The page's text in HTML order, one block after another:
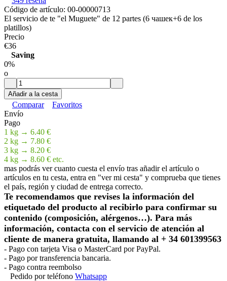
Código de artículo: 00-00000713
El servicio de te "el Muguete" de 12 partes (6 чашек+6 de los
platillos)
Precio
€36
Saving
0%
o
Añadir a la cesta
Comparar
Favoritos
Envío
Pago
1 kg → 6.40 €
2 kg → 7.80 €
3 kg → 8.20 €
4 kg → 8.60 € etc.
mas podrás ver cuanto cuesta el envío tras añadir el artículo o
artículos en tu cesta, entra en "ver mi cesta" y comprueba que tienes
el país, región y ciudad de entrega correcto.
Te recomendamos que revises la información del
etiquetado del producto al recibirlo para confirmar su
contenido (composición, alérgenos…). Para más
información, contacta con el servicio de atención al
cliente de manera gratuita, llamando al + 34 601399563
- Pago con tarjeta Visa o MasterCard por PayPal.
- Pago por transferencia bancaria.
- Pago contra reembolso
Pedido por teléfono Whatsapp